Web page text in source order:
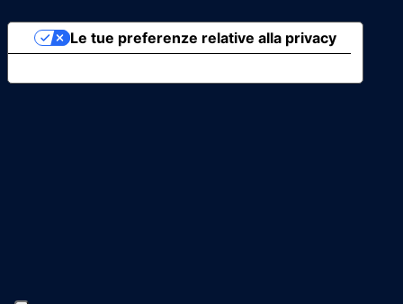
Le tue preferenze relative alla privacy